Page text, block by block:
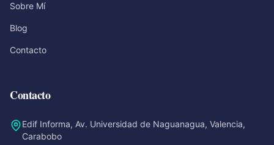
Sobre Mí
Blog
Contacto
Contacto
Edif Informa, Av. Universidad de Naguanagua, Valencia,
Carabobo